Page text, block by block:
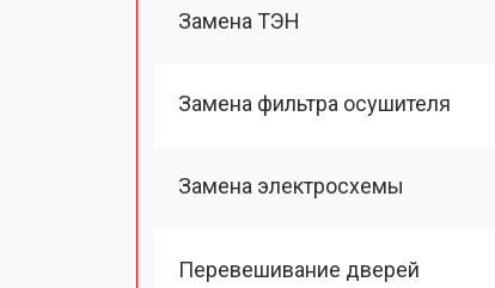
Замена ТЭН
Замена фильтра осушителя
Замена электросхемы
Перевешивание дверей